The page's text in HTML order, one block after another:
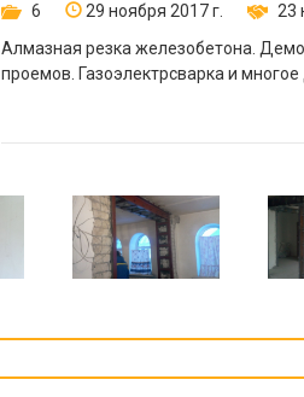
6 29 ноября 2017 г.
23
Алмазная резка железобетона.
проемов. Газоэлектрсварка и многое